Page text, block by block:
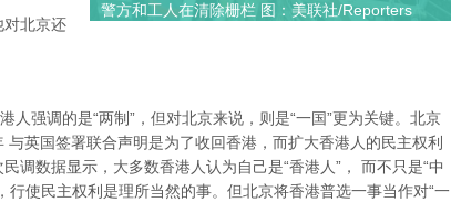
警方和工人在清除栅栏 图：美联社/Reporters
对北京还
人强调的是“两制”，但对北京来说，则是“一国”更为关键。北京
英国签署联合声明是为了收回香港，而扩大香港人的民主权利
调数据显示，大多数香港人认为自己是“香港人”， 而不只是“中
行使民主权利是理所当然的事。但北京将香港普选一事当作对“一